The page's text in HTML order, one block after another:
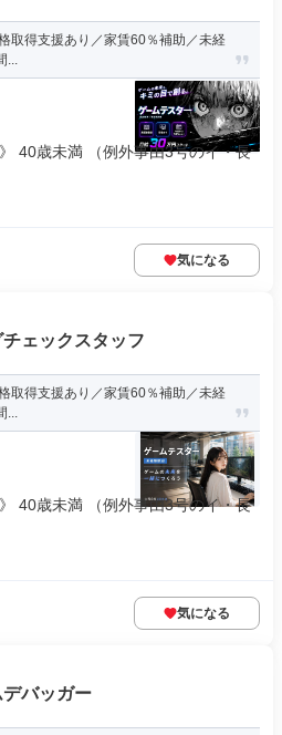
取得支援あり／家賃60％補助／未経
...
40歳未満 （例外事由3号のイ・長
気になる
ェックスタッフ
取得支援あり／家賃60％補助／未経
...
40歳未満 （例外事由3号のイ・長
気になる
デバッガー